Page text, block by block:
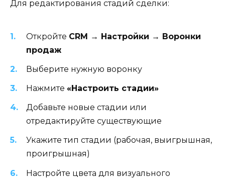
Для редактирования стадий сделки:
Откройте CRM → Настройки → Воронки
продаж
Выберите нужную воронку
Нажмите «Настроить стадии»
Добавьте новые стадии или
отредактируйте существующие
Укажите тип стадии (рабочая, выигрышная,
проигрышная)
Настройте цвета для визуального